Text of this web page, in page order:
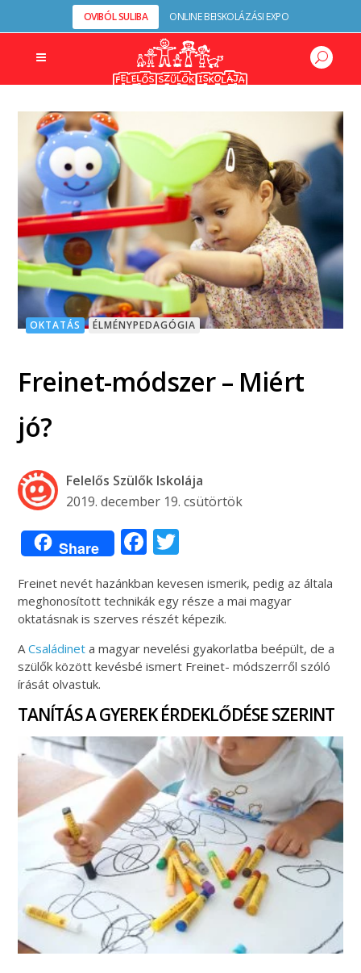
OVIBÓL SULIBA ONLINE BEISKOLÁZÁSI EXPO
OKTATÁS ÉLMÉNYPEDAGÓGIA
Freinet-módszer – Miért
jó?
Felelős Szülők Iskolája
2019. december 19. csütörtök
Share Facebook
Freinet nevét hazánkban kevesen ismerik, pedig az általa
meghonosított technikák egy része a mai magyar
oktatásnak is szerves részét képezik.
ACsaládinet a magyar nevelési gyakorlatba beépült, de a
szülők között kevésbé ismert Freinet- módszerről szóló
írását olvastuk.
TANÍTÁS A GYEREK ÉRDEKLŐDÉSE SZERINT